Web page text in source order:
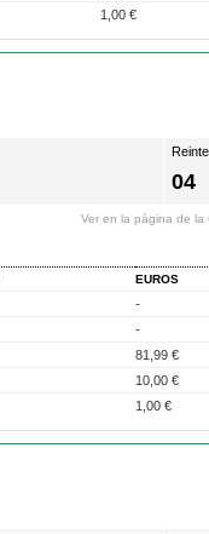
1,00 €
04
Ver en la página de la
EUROS
-
-
81,99 €
10,00 €
1,00 €